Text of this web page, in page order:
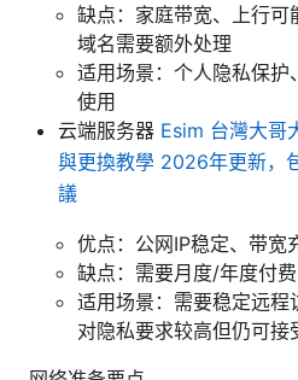
缺点：家庭带宽、上行可
域名需要额外处理
适用场景：个人隐私保护
使用
云端服务器 Esim 台灣大哥
與更換教學 2026年更新，
議
优点：公网IP稳定、带宽
缺点：需要月度/年度付
适用场景：需要稳定远程
对隐私要求较高但仍可接